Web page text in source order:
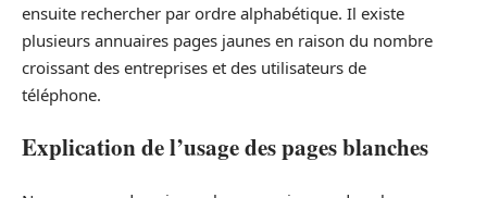
ensuite rechercher par ordre alphabétique. Il existe
plusieurs annuaires pages jaunes en raison du nombre
croissant des entreprises et des utilisateurs de
téléphone.
Explication de l’usage des pages blanches